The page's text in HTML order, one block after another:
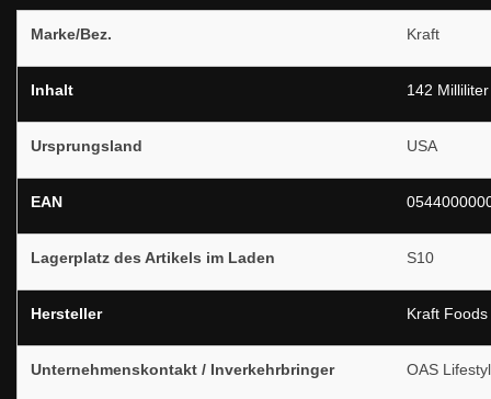
Marke/Bez. Kraft
Inhalt 142
Ursprungsland USA
EAN
Lagerplatz des Artikels im Laden S10
Hersteller Kraft
Unternehmenskontakt / Inverkehrbringer OAS